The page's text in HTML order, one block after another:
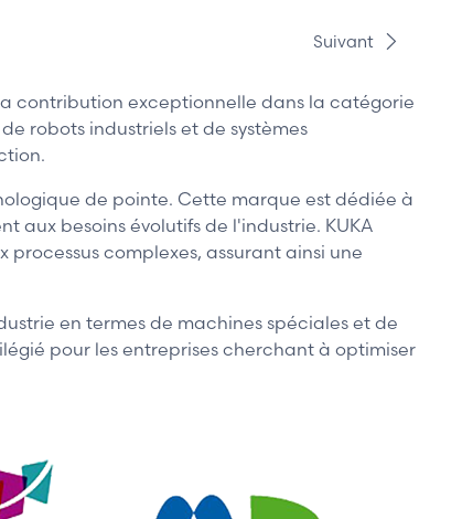
contribution exceptionnelle dans la catégorie
robots industriels et de systèmes
de pointe. Cette marque est dédiée à
aux besoins évolutifs de l'industrie. KUKA
complexes, assurant ainsi une
en termes de machines spéciales et de
pour les entreprises cherchant à optimiser
Suivant